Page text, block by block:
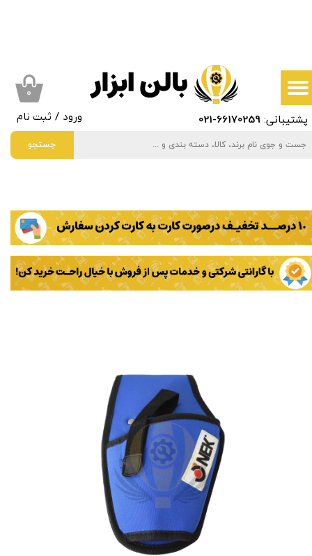
جستجو
پشتیبانی:66170259
-021 ورود / ثبت نام
سفارشات
خروج از حساب کاربری
۰